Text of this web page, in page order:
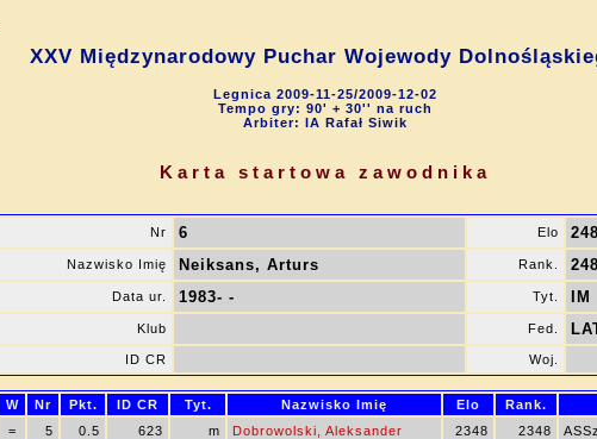
XXV Międzynarodowy Puchar Wojewody
Legnica 2009-11-25/2009-12-02
Tempo gry: 90' + 30'' na ruch
Arbiter: IA Rafał Siwik
Karta startowa zawodnika
Nr 6 Elo
Nazwisko Imię Neiksans, Arturs Rank.
Data ur. 1983- - Tyt. IM
Klub Fed.
ID CR Woj.
W Nr Pkt. ID CR Tyt. Nazwisko Imię Elo Rank.
= 5 0.5 623 m Dobrowolski, Aleksander 2348 2348